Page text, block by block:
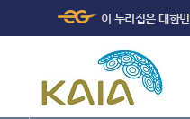
본문바로가기
이 누리집은 대한